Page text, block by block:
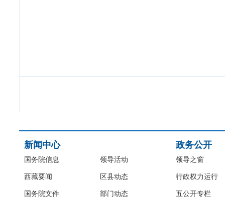
新闻中心
国务院信息
西藏要闻
国务院文件
领导活动
区县动态
部门动态
政务公开
领导之窗
行政权力运行
五公开专栏